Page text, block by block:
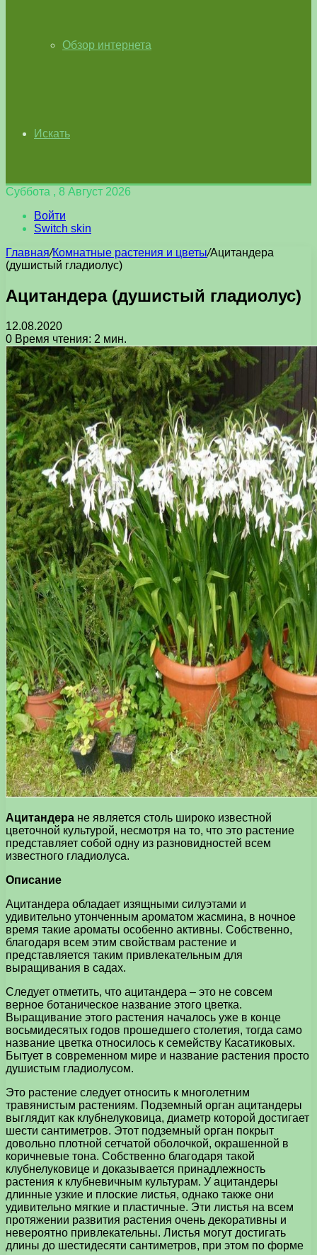
Обзор интернета
Искать
Суббота , 8 Август 2026
Войти
Switch skin
Главная/Комнатные растения и цветы/Ацитандера
(душистый гладиолус)
Ацитандера (душистый гладиолус)
12.08.2020
0 Время чтения: 2 мин.
Ацитандера не является столь широко известной
цветочной культурой, несмотря на то, что это растение
представляет собой одну из разновидностей всем
известного гладиолуса.
Описание
Ацитандера обладает изящными силуэтами и
удивительно утонченным ароматом жасмина, в ночное
время такие ароматы особенно активны. Собственно,
благодаря всем этим свойствам растение и
представляется таким привлекательным для
выращивания в садах.
Следует отметить, что ацитандера – это не совсем
верное ботаническое название этого цветка.
Выращивание этого растения началось уже в конце
восьмидесятых годов прошедшего столетия, тогда само
название цветка относилось к семейству Касатиковых.
Бытует в современном мире и название растения просто
душистым гладиолусом.
Это растение следует относить к многолетним
травянистым растениям. Подземный орган ацитандеры
выглядит как клубнелуковица, диаметр которой достигает
шести сантиметров. Этот подземный орган покрыт
довольно плотной сетчатой оболочкой, окрашенной в
коричневые тона. Собственно благодаря такой
клубнелуковице и доказывается принадлежность
растения к клубневичным культурам. У ацитандеры
длинные узкие и плоские листья, однако также они
удивительно мягкие и пластичные. Эти листья на всем
протяжении развития растения очень декоративны и
невероятно привлекательны. Листья могут достигать
длины до шестидесяти сантиметров, при этом по форме